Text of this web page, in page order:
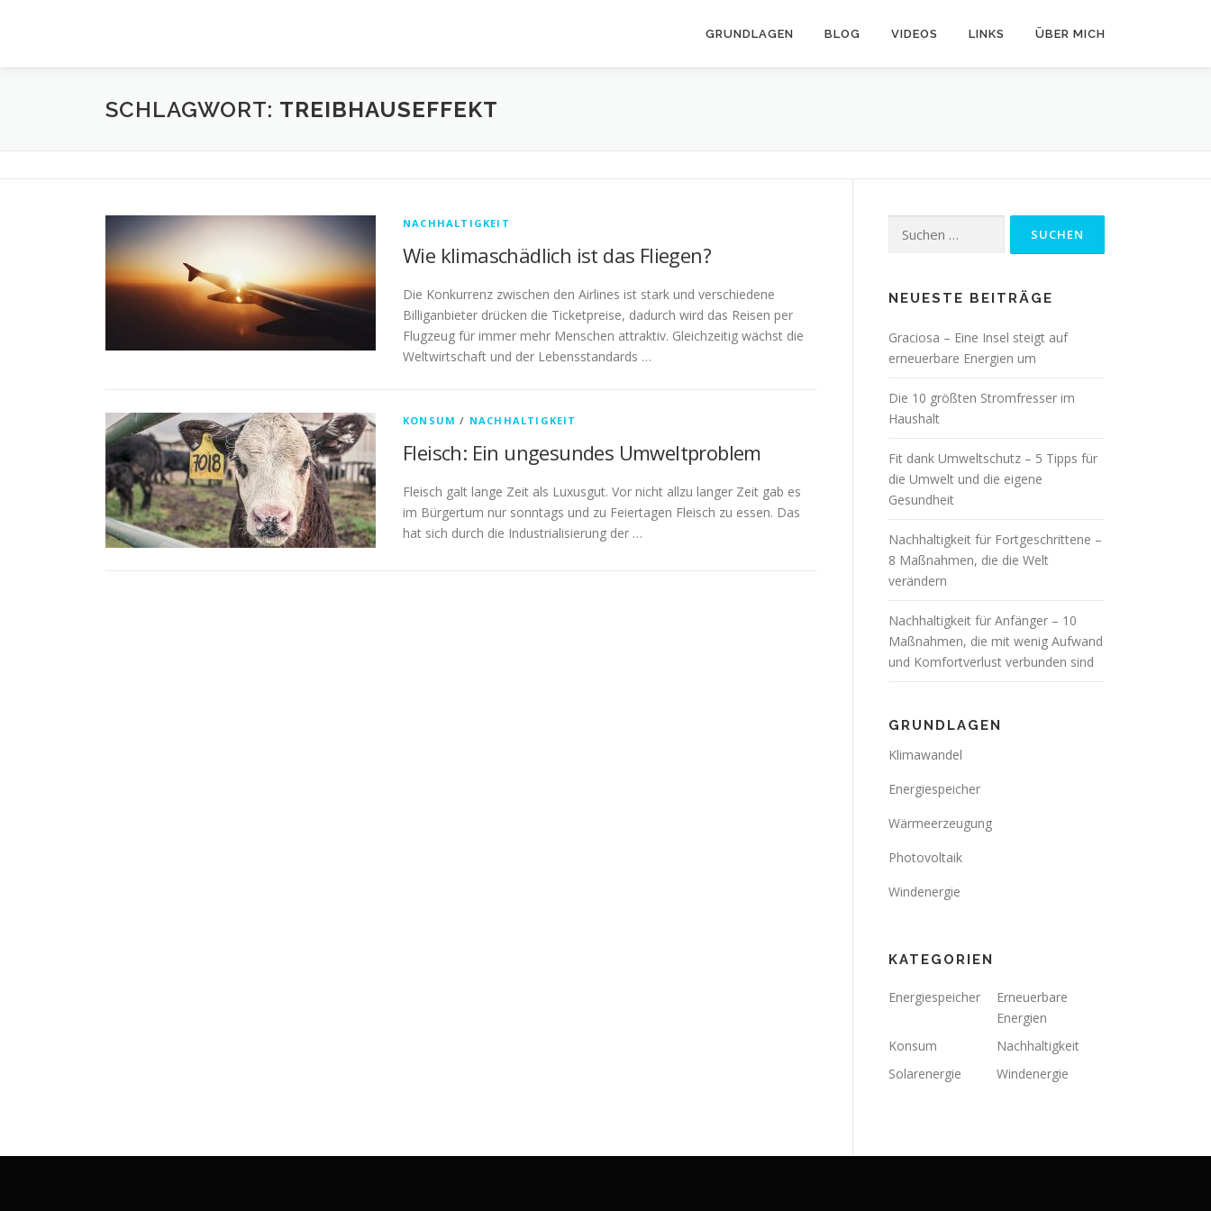
GRUNDLAGEN BLOG VIDEOS LINKS ÜBER MICH
SCHLAGWORT: TREIBHAUSEFFEKT
NACHHALTIGKEIT
Wie klimaschädlich ist das Fliegen?
Die Konkurrenz zwischen den Airlines ist stark und verschiedene
Billiganbieter drücken die Ticketpreise, dadurch wird das Reisen per
Flugzeug für immer mehr Menschen attraktiv. Gleichzeitig wächst die
Weltwirtschaft und der Lebensstandards …
KONSUM / NACHHALTIGKEIT
Fleisch: Ein ungesundes Umweltproblem
Fleisch galt lange Zeit als Luxusgut. Vor nicht allzu langer Zeit gab es
im Bürgertum nur sonntags und zu Feiertagen Fleisch zu essen. Das
hat sich durch die Industrialisierung der …
nach:
NEUESTE BEITRÄGE
Graciosa – Eine Insel steigt auf
erneuerbare Energien um
Die 10 größten Stromfresser im
Haushalt
Fit dank Umweltschutz – 5 Tipps für
die Umwelt und die eigene
Gesundheit
Nachhaltigkeit für Fortgeschrittene –
8 Maßnahmen, die die Welt
verändern
Nachhaltigkeit für Anfänger – 10
Maßnahmen, die mit wenig Aufwand
und Komfortverlust verbunden sind
GRUNDLAGEN
Klimawandel
Energiespeicher
Wärmeerzeugung
Photovoltaik
Windenergie
KATEGORIEN
Energiespeicher
Erneuerbare
Energien
Konsum
Nachhaltigkeit
Solarenergie
Windenergie